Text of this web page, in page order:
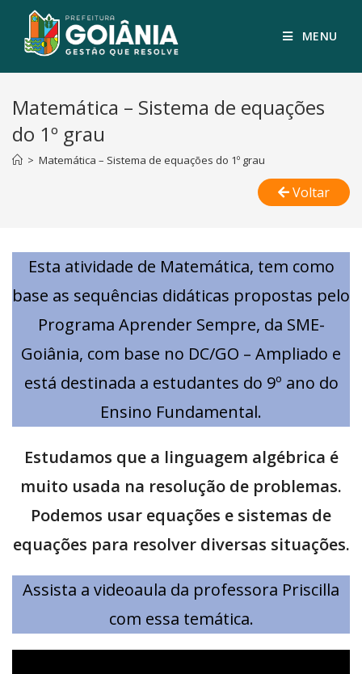
MENU
Matemática – Sistema de equações
do 1º grau
> Matemática – Sistema de equações do 1º grau
Voltar
Esta atividade de Matemática, tem como
base as sequências didáticas propostas pelo
Programa Aprender Sempre, da SME-
Goiânia, com base no DC/GO – Ampliado e
está destinada a estudantes do 9º ano do
Ensino Fundamental.
Estudamos que a linguagem algébrica é
muito usada na resolução de problemas.
Podemos usar equações e sistemas de
equações para resolver diversas situações.
Assista a videoaula da professora Priscilla
com essa temática.